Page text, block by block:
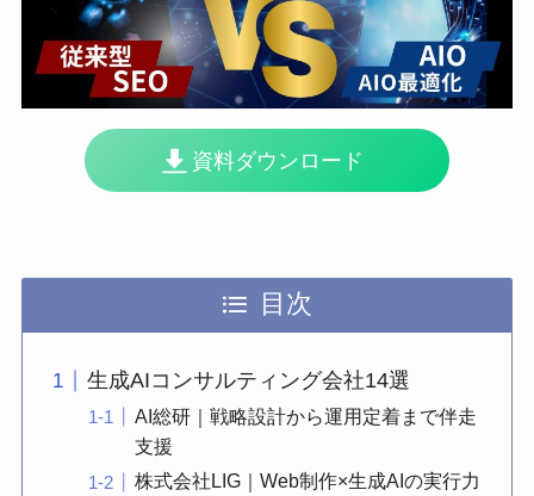
資料ダウンロード
目次
生成AIコンサルティング会社14選
AI総研｜戦略設計から運用定着まで伴走
支援
株式会社LIG｜Web制作×生成AIの実行力